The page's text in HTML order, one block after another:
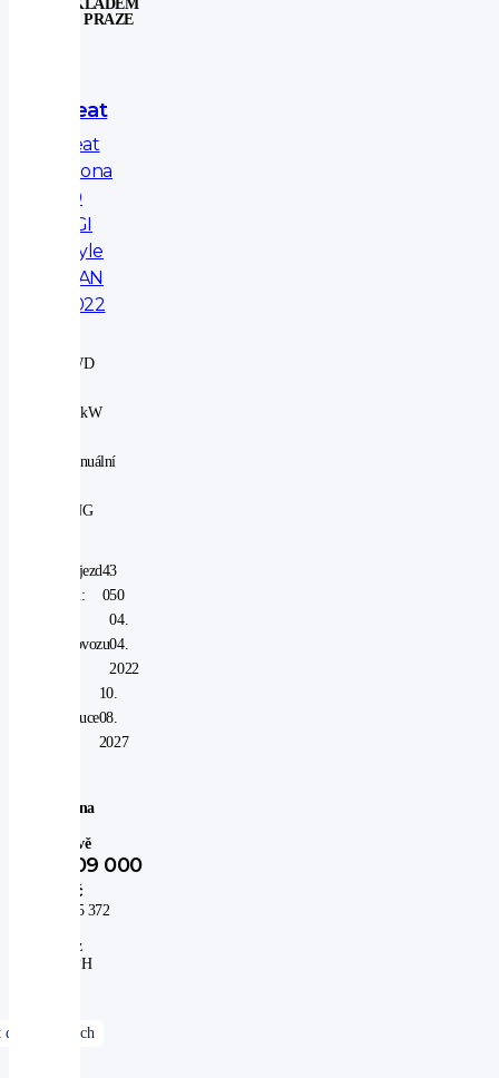
Seat
Seat
Arona
1.0
TGI
Style
MAN
2022
2WD
66 kW
manuální
CNG
Nájezd
km:
43
050
provozu
04.
04.
2022
záruce
10.
08.
2027
Cena
slevě
309 000
Kč
255 372
bez
DPH
SKLADEM
V PRAZE